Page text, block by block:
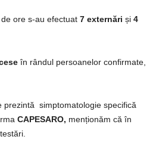
ore s-au efectuat 7 externări și 4
în rândul persoanelor confirmate,
prezintă simptomatologie specifică
CAPESARO, menționăm că în